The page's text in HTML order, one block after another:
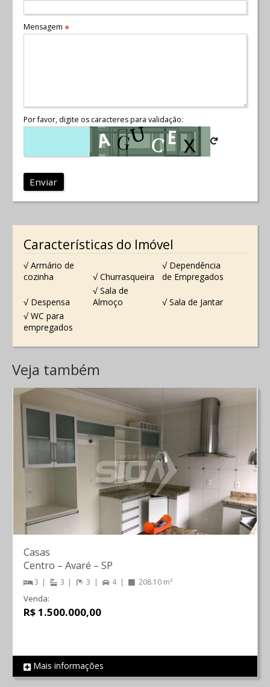
Mensagem *
Por favor, digite os caracteres para validação:
Enviar
Características do Imóvel
√ Armário de
cozinha
√ Churrasqueira
√ Dependência
de Empregados
√ Despensa
√ Sala de
Almoço
√ Sala de Jantar
√ WC para
empregados
Veja também
REF 236
Casas
Centro – Avaré – SP
3 3 3 4 208.10 m²
Venda:
R$ 1.500.000,00
Mais informações